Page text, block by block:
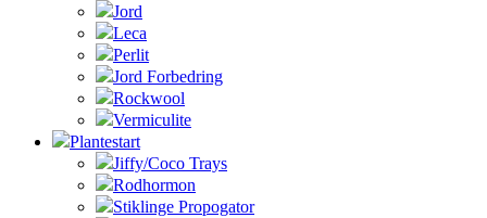
Jord
Leca
Perlit
Jord Forbedring
Rockwool
Vermiculite
Plantestart
Jiffy/Coco Trays
Rodhormon
Stiklinge Propogator